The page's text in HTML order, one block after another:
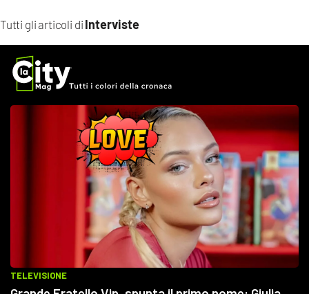
Tutti gli articoli di Interviste